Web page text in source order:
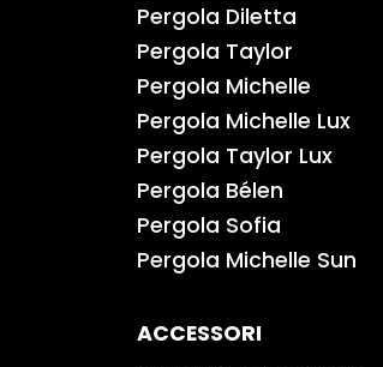
Pergola Diletta
Pergola Taylor
Pergola Michelle
Pergola Michelle Lux
Pergola Taylor Lux
Pergola Bélen
Pergola Sofia
Pergola Michelle Sun
ACCESSORI